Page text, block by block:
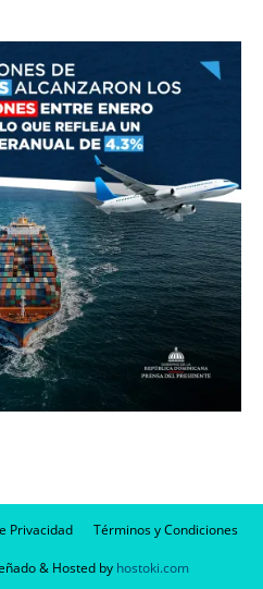
Privacidad Términos y Condiciones
& Hosted by hostoki.com